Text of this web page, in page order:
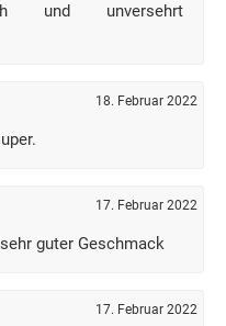
und unversehrt
18. Februar 2022
17. Februar 2022
guter Geschmack
17. Februar 2022